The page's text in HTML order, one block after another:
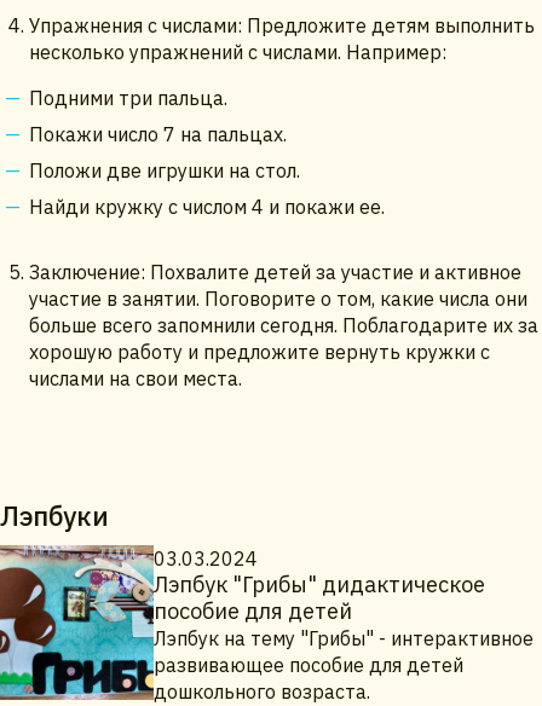
Упражнения с числами: Предложите детям выполнить
несколько упражнений с числами. Например:
Подними три пальца.
Покажи число 7 на пальцах.
Положи две игрушки на стол.
Найди кружку с числом 4 и покажи ее.
Заключение: Похвалите детей за участие и активное
участие в занятии. Поговорите о том, какие числа они
больше всего запомнили сегодня. Поблагодарите их за
хорошую работу и предложите вернуть кружки с
числами на свои места.
Лэпбуки
03.03.2024
Лэпбук "Грибы" дидактическое
пособие для детей
Лэпбук на тему "Грибы" - интерактивное
развивающее пособие для детей
дошкольного возраста.